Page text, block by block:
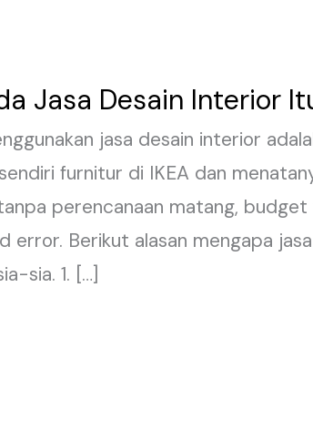
Jasa Desain Interior
jasa desain interior
furnitur di IKEA dan
perencanaan matang,
error. Berikut alasan mengapa
sia. 1. […]